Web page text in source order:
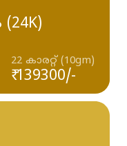
(24K)
22 കാരറ്റ് (10gm)
₹ 139300/-